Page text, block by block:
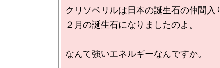
クリソベリルは日本の誕生石の仲間入
２月の誕生石になりましたのよ。